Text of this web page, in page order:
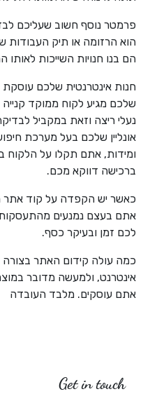
פרמטר נוסף חשוב שעליכם
הוא הרזומה או תיק
הם בנו חנויות השייכות
חנות אינטרנטית שלכם
שלכם מגיע לקוח ממוקד
נעלי ריצה וזאת במקביל
אונליין שלכם בעל מערכת
ומידות, אתם תקלו על הלקוח
ברכישה דווקא מכם.
כאשר יש הקפדה על קוד אתר
אתם בעצם נמנעים
לכם זמן ובעיקר כסף.
כמה עולה קידום האתר
אינטרנט, ולמעשה מדובר
אתם עוסקים. מלבד העובדה
Get in touch